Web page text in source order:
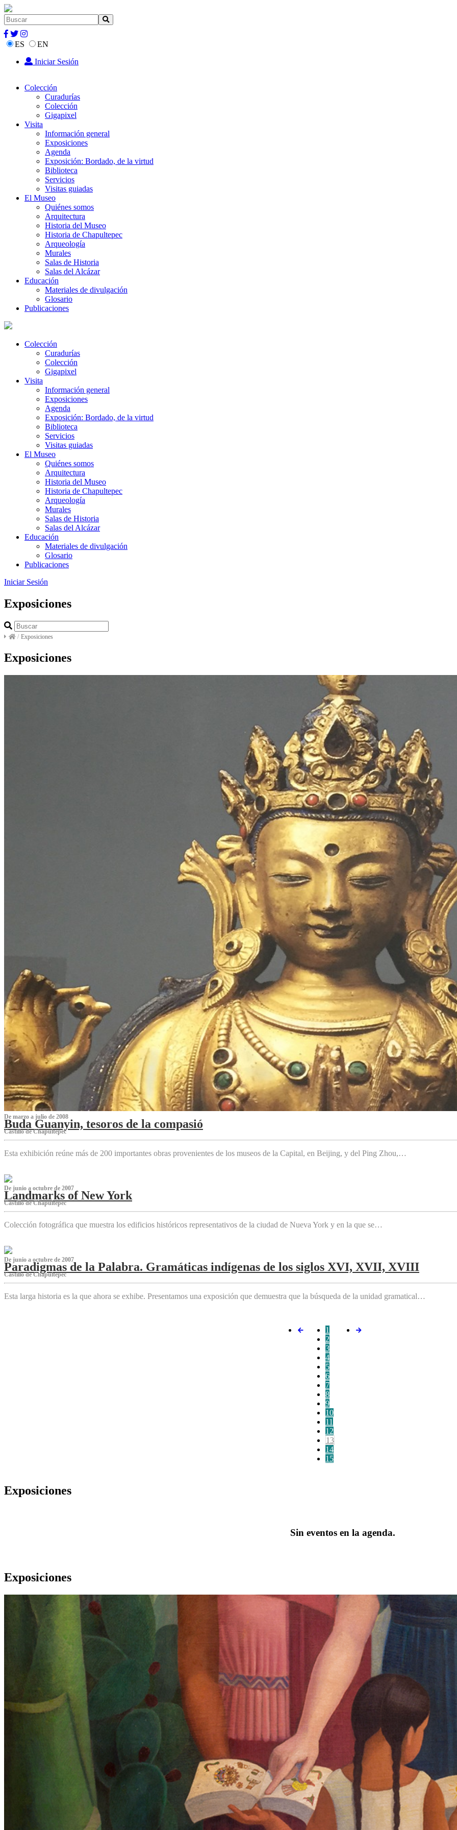
ES
EN
Iniciar Sesión
Colección
Curadurías
Colección
Gigapixel
Visita
Información general
Exposiciones
Agenda
Exposición: Bordado, de la virtud
Biblioteca
Servicios
Visitas guiadas
El Museo
Quiénes somos
Arquitectura
Historia del Museo
Historia de Chapultepec
Arqueología
Murales
Salas de Historia
Salas del Alcázar
Educación
Materiales de divulgación
Glosario
Publicaciones
Colección
Curadurías
Colección
Gigapixel
Visita
Información general
Exposiciones
Agenda
Exposición: Bordado, de la virtud
Biblioteca
Servicios
Visitas guiadas
El Museo
Quiénes somos
Arquitectura
Historia del Museo
Historia de Chapultepec
Arqueología
Murales
Salas de Historia
Salas del Alcázar
Educación
Materiales de divulgación
Glosario
Publicaciones
Iniciar Sesión
Exposiciones
/ Exposiciones
Exposiciones
De marzo a julio de 2008
Buda Guanyin, tesoros de la compasió
Castillo de Chapultepec
Esta exhibición reúne más de 200 importantes obras provenientes de los museos de la Capital, en Beijing, y del Ping Zhou,…
De junio a octubre de 2007
Landmarks of New York
Castillo de Chapultepec
Colección fotográfica que muestra los edificios históricos representativos de la ciudad de Nueva York y en la que se…
De junio a octubre de 2007
Paradigmas de la Palabra. Gramáticas indígenas de los siglos XVI, XVII, XVIII
Castillo de Chapultepec
Esta larga historia es la que ahora se exhibe. Presentamos una exposición que demuestra que la búsqueda de la unidad gramatical…
1
2
3
4
5
6
7
8
9
10
11
12
13
14
15
Exposiciones
Sin eventos en la agenda.
Exposiciones